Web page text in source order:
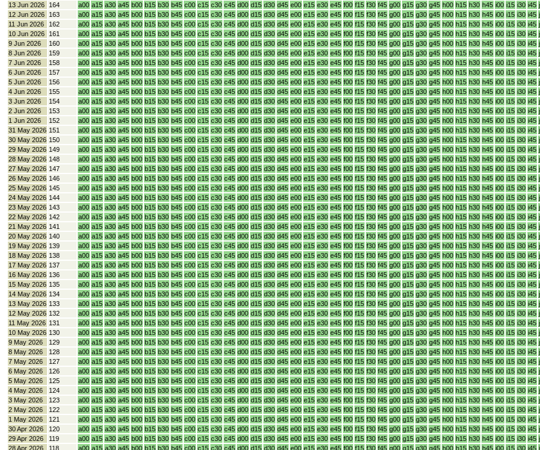
13 Jun 2026
164 a00 a15 a30 a45 b00 b15 b30 b45 c00 c15 c30 c45 d00 d15 d30 d45 e00 e15 e30 e45 f00 f15 f30 f45 g00 g15 g30 g45 h00 h15 h30 h45 i00 i15 i30 i45
12 Jun 2026
163 a00 a15 a30 a45 b00 b15 b30 b45 c00 c15 c30 c45 d00 d15 d30 d45 e00 e15 e30 e45 f00 f15 f30 f45 g00 g15 g30 g45 h00 h15 h30 h45 i00 i15 i30 i45
11 Jun 2026
162 a00 a15 a30 a45 b00 b15 b30 b45 c00 c15 c30 c45 d00 d15 d30 d45 e00 e15 e30 e45 f00 f15 f30 f45 g00 g15 g30 g45 h00 h15 h30 h45 i00 i15 i30 i45
10 Jun 2026
161 a00 a15 a30 a45 b00 b15 b30 b45 c00 c15 c30 c45 d00 d15 d30 d45 e00 e15 e30 e45 f00 f15 f30 f45 g00 g15 g30 g45 h00 h15 h30 h45 i00 i15 i30 i45
9 Jun 2026
160 a00 a15 a30 a45 b00 b15 b30 b45 c00 c15 c30 c45 d00 d15 d30 d45 e00 e15 e30 e45 f00 f15 f30 f45 g00 g15 g30 g45 h00 h15 h30 h45 i00 i15 i30 i45
8 Jun 2026
159 a00 a15 a30 a45 b00 b15 b30 b45 c00 c15 c30 c45 d00 d15 d30 d45 e00 e15 e30 e45 f00 f15 f30 f45 g00 g15 g30 g45 h00 h15 h30 h45 i00 i15 i30 i45
7 Jun 2026
158 a00 a15 a30 a45 b00 b15 b30 b45 c00 c15 c30 c45 d00 d15 d30 d45 e00 e15 e30 e45 f00 f15 f30 f45 g00 g15 g30 g45 h00 h15 h30 h45 i00 i15 i30 i45
6 Jun 2026
157 a00 a15 a30 a45 b00 b15 b30 b45 c00 c15 c30 c45 d00 d15 d30 d45 e00 e15 e30 e45 f00 f15 f30 f45 g00 g15 g30 g45 h00 h15 h30 h45 i00 i15 i30 i45
5 Jun 2026
156 a00 a15 a30 a45 b00 b15 b30 b45 c00 c15 c30 c45 d00 d15 d30 d45 e00 e15 e30 e45 f00 f15 f30 f45 g00 g15 g30 g45 h00 h15 h30 h45 i00 i15 i30 i45
4 Jun 2026
155 a00 a15 a30 a45 b00 b15 b30 b45 c00 c15 c30 c45 d00 d15 d30 d45 e00 e15 e30 e45 f00 f15 f30 f45 g00 g15 g30 g45 h00 h15 h30 h45 i00 i15 i30 i45
3 Jun 2026
154 a00 a15 a30 a45 b00 b15 b30 b45 c00 c15 c30 c45 d00 d15 d30 d45 e00 e15 e30 e45 f00 f15 f30 f45 g00 g15 g30 g45 h00 h15 h30 h45 i00 i15 i30 i45
2 Jun 2026
153 a00 a15 a30 a45 b00 b15 b30 b45 c00 c15 c30 c45 d00 d15 d30 d45 e00 e15 e30 e45 f00 f15 f30 f45 g00 g15 g30 g45 h00 h15 h30 h45 i00 i15 i30 i45
1 Jun 2026
152 a00 a15 a30 a45 b00 b15 b30 b45 c00 c15 c30 c45 d00 d15 d30 d45 e00 e15 e30 e45 f00 f15 f30 f45 g00 g15 g30 g45 h00 h15 h30 h45 i00 i15 i30 i45
31 May 2026 151 a00 a15 a30 a45 b00 b15 b30 b45 c00 c15 c30 c45 d00 d15 d30 d45 e00 e15 e30 e45 f00 f15 f30 f45 g00 g15 g30 g45 h00 h15 h30 h45 i00 i15 i30 i45
30 May 2026 150 a00 a15 a30 a45 b00 b15 b30 b45 c00 c15 c30 c45 d00 d15 d30 d45 e00 e15 e30 e45 f00 f15 f30 f45 g00 g15 g30 g45 h00 h15 h30 h45 i00 i15 i30 i45
29 May 2026 149 a00 a15 a30 a45 b00 b15 b30 b45 c00 c15 c30 c45 d00 d15 d30 d45 e00 e15 e30 e45 f00 f15 f30 f45 g00 g15 g30 g45 h00 h15 h30 h45 i00 i15 i30 i45
28 May 2026 148 a00 a15 a30 a45 b00 b15 b30 b45 c00 c15 c30 c45 d00 d15 d30 d45 e00 e15 e30 e45 f00 f15 f30 f45 g00 g15 g30 g45 h00 h15 h30 h45 i00 i15 i30 i45
27 May 2026 147 a00 a15 a30 a45 b00 b15 b30 b45 c00 c15 c30 c45 d00 d15 d30 d45 e00 e15 e30 e45 f00 f15 f30 f45 g00 g15 g30 g45 h00 h15 h30 h45 i00 i15 i30 i45
26 May 2026 146 a00 a15 a30 a45 b00 b15 b30 b45 c00 c15 c30 c45 d00 d15 d30 d45 e00 e15 e30 e45 f00 f15 f30 f45 g00 g15 g30 g45 h00 h15 h30 h45 i00 i15 i30 i45
25 May 2026 145 a00 a15 a30 a45 b00 b15 b30 b45 c00 c15 c30 c45 d00 d15 d30 d45 e00 e15 e30 e45 f00 f15 f30 f45 g00 g15 g30 g45 h00 h15 h30 h45 i00 i15 i30 i45
24 May 2026 144 a00 a15 a30 a45 b00 b15 b30 b45 c00 c15 c30 c45 d00 d15 d30 d45 e00 e15 e30 e45 f00 f15 f30 f45 g00 g15 g30 g45 h00 h15 h30 h45 i00 i15 i30 i45
23 May 2026 143 a00 a15 a30 a45 b00 b15 b30 b45 c00 c15 c30 c45 d00 d15 d30 d45 e00 e15 e30 e45 f00 f15 f30 f45 g00 g15 g30 g45 h00 h15 h30 h45 i00 i15 i30 i45
22 May 2026 142 a00 a15 a30 a45 b00 b15 b30 b45 c00 c15 c30 c45 d00 d15 d30 d45 e00 e15 e30 e45 f00 f15 f30 f45 g00 g15 g30 g45 h00 h15 h30 h45 i00 i15 i30 i45
21 May 2026 141 a00 a15 a30 a45 b00 b15 b30 b45 c00 c15 c30 c45 d00 d15 d30 d45 e00 e15 e30 e45 f00 f15 f30 f45 g00 g15 g30 g45 h00 h15 h30 h45 i00 i15 i30 i45
20 May 2026 140 a00 a15 a30 a45 b00 b15 b30 b45 c00 c15 c30 c45 d00 d15 d30 d45 e00 e15 e30 e45 f00 f15 f30 f45 g00 g15 g30 g45 h00 h15 h30 h45 i00 i15 i30 i45
19 May 2026 139 a00 a15 a30 a45 b00 b15 b30 b45 c00 c15 c30 c45 d00 d15 d30 d45 e00 e15 e30 e45 f00 f15 f30 f45 g00 g15 g30 g45 h00 h15 h30 h45 i00 i15 i30 i45
18 May 2026 138 a00 a15 a30 a45 b00 b15 b30 b45 c00 c15 c30 c45 d00 d15 d30 d45 e00 e15 e30 e45 f00 f15 f30 f45 g00 g15 g30 g45 h00 h15 h30 h45 i00 i15 i30 i45
17 May 2026 137 a00 a15 a30 a45 b00 b15 b30 b45 c00 c15 c30 c45 d00 d15 d30 d45 e00 e15 e30 e45 f00 f15 f30 f45 g00 g15 g30 g45 h00 h15 h30 h45 i00 i15 i30 i45
16 May 2026 136 a00 a15 a30 a45 b00 b15 b30 b45 c00 c15 c30 c45 d00 d15 d30 d45 e00 e15 e30 e45 f00 f15 f30 f45 g00 g15 g30 g45 h00 h15 h30 h45 i00 i15 i30 i45
15 May 2026 135 a00 a15 a30 a45 b00 b15 b30 b45 c00 c15 c30 c45 d00 d15 d30 d45 e00 e15 e30 e45 f00 f15 f30 f45 g00 g15 g30 g45 h00 h15 h30 h45 i00 i15 i30 i45
14 May 2026 134 a00 a15 a30 a45 b00 b15 b30 b45 c00 c15 c30 c45 d00 d15 d30 d45 e00 e15 e30 e45 f00 f15 f30 f45 g00 g15 g30 g45 h00 h15 h30 h45 i00 i15 i30 i45
13 May 2026 133 a00 a15 a30 a45 b00 b15 b30 b45 c00 c15 c30 c45 d00 d15 d30 d45 e00 e15 e30 e45 f00 f15 f30 f45 g00 g15 g30 g45 h00 h15 h30 h45 i00 i15 i30 i45
12 May 2026 132 a00 a15 a30 a45 b00 b15 b30 b45 c00 c15 c30 c45 d00 d15 d30 d45 e00 e15 e30 e45 f00 f15 f30 f45 g00 g15 g30 g45 h00 h15 h30 h45 i00 i15 i30 i45
11 May 2026 131 a00 a15 a30 a45 b00 b15 b30 b45 c00 c15 c30 c45 d00 d15 d30 d45 e00 e15 e30 e45 f00 f15 f30 f45 g00 g15 g30 g45 h00 h15 h30 h45 i00 i15 i30 i45
10 May 2026 130 a00 a15 a30 a45 b00 b15 b30 b45 c00 c15 c30 c45 d00 d15 d30 d45 e00 e15 e30 e45 f00 f15 f30 f45 g00 g15 g30 g45 h00 h15 h30 h45 i00 i15 i30 i45
9 May 2026
129 a00 a15 a30 a45 b00 b15 b30 b45 c00 c15 c30 c45 d00 d15 d30 d45 e00 e15 e30 e45 f00 f15 f30 f45 g00 g15 g30 g45 h00 h15 h30 h45 i00 i15 i30 i45
8 May 2026
128 a00 a15 a30 a45 b00 b15 b30 b45 c00 c15 c30 c45 d00 d15 d30 d45 e00 e15 e30 e45 f00 f15 f30 f45 g00 g15 g30 g45 h00 h15 h30 h45 i00 i15 i30 i45
7 May 2026
127 a00 a15 a30 a45 b00 b15 b30 b45 c00 c15 c30 c45 d00 d15 d30 d45 e00 e15 e30 e45 f00 f15 f30 f45 g00 g15 g30 g45 h00 h15 h30 h45 i00 i15 i30 i45
6 May 2026
126 a00 a15 a30 a45 b00 b15 b30 b45 c00 c15 c30 c45 d00 d15 d30 d45 e00 e15 e30 e45 f00 f15 f30 f45 g00 g15 g30 g45 h00 h15 h30 h45 i00 i15 i30 i45
5 May 2026
125 a00 a15 a30 a45 b00 b15 b30 b45 c00 c15 c30 c45 d00 d15 d30 d45 e00 e15 e30 e45 f00 f15 f30 f45 g00 g15 g30 g45 h00 h15 h30 h45 i00 i15 i30 i45
4 May 2026
124 a00 a15 a30 a45 b00 b15 b30 b45 c00 c15 c30 c45 d00 d15 d30 d45 e00 e15 e30 e45 f00 f15 f30 f45 g00 g15 g30 g45 h00 h15 h30 h45 i00 i15 i30 i45
3 May 2026
123 a00 a15 a30 a45 b00 b15 b30 b45 c00 c15 c30 c45 d00 d15 d30 d45 e00 e15 e30 e45 f00 f15 f30 f45 g00 g15 g30 g45 h00 h15 h30 h45 i00 i15 i30 i45
2 May 2026
122 a00 a15 a30 a45 b00 b15 b30 b45 c00 c15 c30 c45 d00 d15 d30 d45 e00 e15 e30 e45 f00 f15 f30 f45 g00 g15 g30 g45 h00 h15 h30 h45 i00 i15 i30 i45
1 May 2026
121 a00 a15 a30 a45 b00 b15 b30 b45 c00 c15 c30 c45 d00 d15 d30 d45 e00 e15 e30 e45 f00 f15 f30 f45 g00 g15 g30 g45 h00 h15 h30 h45 i00 i15 i30 i45
30 Apr 2026
120 a00 a15 a30 a45 b00 b15 b30 b45 c00 c15 c30 c45 d00 d15 d30 d45 e00 e15 e30 e45 f00 f15 f30 f45 g00 g15 g30 g45 h00 h15 h30 h45 i00 i15 i30 i45
29 Apr 2026
119 a00 a15 a30 a45 b00 b15 b30 b45 c00 c15 c30 c45 d00 d15 d30 d45 e00 e15 e30 e45 f00 f15 f30 f45 g00 g15 g30 g45 h00 h15 h30 h45 i00 i15 i30 i45
28 Apr 2026
118 a00 a15 a30 a45 b00 b15 b30 b45 c00 c15 c30 c45 d00 d15 d30 d45 e00 e15 e30 e45 f00 f15 f30 f45 g00 g15 g30 g45 h00 h15 h30 h45 i00 i15 i30 i45